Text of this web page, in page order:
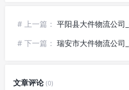
# 上一篇： 平阳县大件物流公司_平阳县大件货
# 下一篇： 瑞安市大件物流公司_瑞安市大件货
文章评论(0)